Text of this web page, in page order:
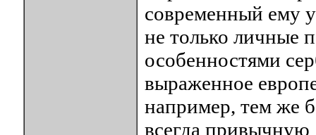
современный ему
не только личные
особенностями
выраженное
например, тем же
всегда привычную